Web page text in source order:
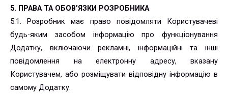
5. ПРАВА ТА ОБОВ’ЯЗКИ РОЗРОБНИКА
5.1. Розробник має право повідомляти Користувачеві
будь-яким засобом інформацію про функціонування
Додатку, включаючи рекламні, інформаційні та інші
повідомлення на електронну адресу, вказану
Користувачем, або розміщувати відповідну інформацію в
самому Додатку.